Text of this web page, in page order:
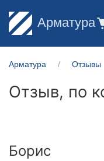
Арматура
Арматура Отзывы
Отзыв, по
Борис